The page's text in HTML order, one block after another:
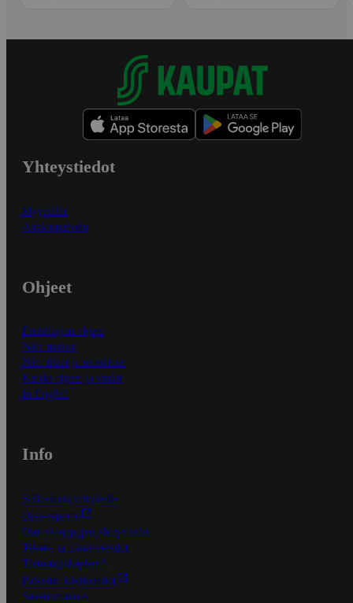
Yhteystiedot
Myymälät
Asiakaspalvelu
Ohjeet
Ensitilaajan ohjeet
Näin maksat
Näin tilaat ja muokkaat
Kaikki ohjeet ja vinkit
In English
Info
S-Business yrityksille
Oiva-raportit
Osuuskauppojen yhteystiedot
Tilaus- ja toimitusehdot
Tietosuojakäytäntö
Palvelun käyttöehdot
Saavutettavuus